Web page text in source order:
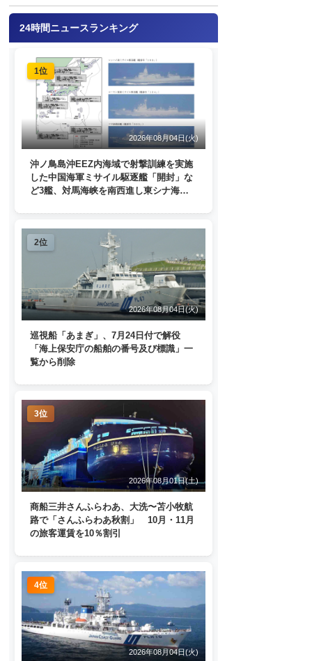
24時間ニュースランキング
1位
2026年08月04日(火)
沖ノ鳥島沖EEZ内海域で射撃訓練を実施
した中国海軍ミサイル駆逐艦「開封」な
ど3艦、対馬海峡を南西進し東シナ海
2位
2026年08月04日(火)
巡視船「あまぎ」、7月24日付で解役
「海上保安庁の船舶の番号及び標識」一
覧から削除
3位
2026年08月01日(土)
商船三井さんふらわあ、大洗〜苫小牧航
路で「さんふらわあ秋割」 10月・11月
の旅客運賃を10％割引
4位
2026年08月04日(火)